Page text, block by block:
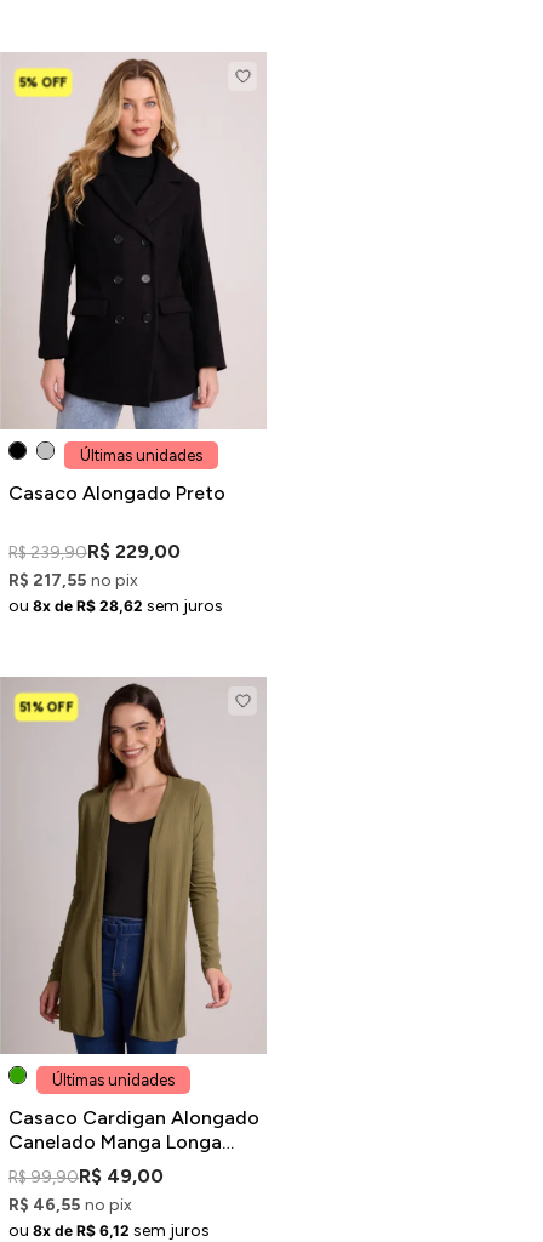
5% OFF
Últimas unidades
Casaco Alongado Preto
R$ 239,90R$ 229,00
R$ 217,55 no pix
ou 8x de R$ 28,62 sem juros
51% OFF
Últimas unidades
Casaco Cardigan Alongado
Canelado Manga Longa
Verde
R$ 99,90R$ 49,00
R$ 46,55 no pix
ou 8x de R$ 6,12 sem juros